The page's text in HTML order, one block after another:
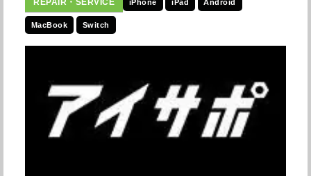
iPhone iPad Android
MacBook Switch